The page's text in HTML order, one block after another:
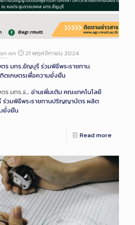
on
21 พฤศจิกายน 2024
ตร มทร.ธัญบุรี ร่วมพิธีพระราชทาน
เกษตรเพื่อความยั่งยืน
ร มทร.ธ… อ่านเพิ่มเติมคณะเทคโนโลยี
ร่วมพิธีพระราชทานปริญญาบัตร ผลิต
ยั่งยืน
Read more